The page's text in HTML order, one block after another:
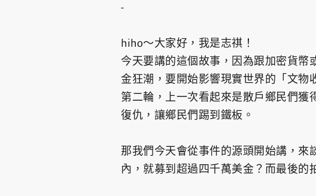
-
hiho～大家好，我是志祺！
今天要講的這個故事，因為跟加密貨幣
金狂潮，要開始影響現實世界的「文物
第二輪，上一次看起來是散戶鄉民們獲
復仇，讓鄉民們踢到鐵板。
那我們今天會從事件的源頭開始講，來
內，就募到超過四千萬美金？而最後的